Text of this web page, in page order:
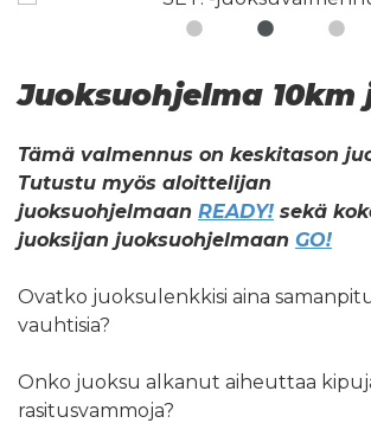
Juoksuohjelma 10km
Tämä valmennus on keskitason
Tutustu myös aloittelijan
juoksuohjelmaan READY! sekä
juoksijan juoksuohjelmaan GO!
Ovatko juoksulenkkisi aina
vauhtisia?
Onko juoksu alkanut aiheuttaa
rasitusvammoja?